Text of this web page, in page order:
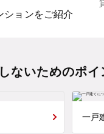
ションをご紹介
ないためのポイ
一戸